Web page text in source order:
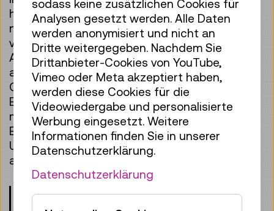
historische Entwicklungen mit aktuellen
naturwissenschaftlichen Fragestellungen zu
verknüpfen. Für den Unterricht offeriert die
Ausstellung zahlreiche Anknüpfungspunkte
aus der Physik, der Astronomie und der
Gehirnforschung: von der Erforschung der
Elektrizität und der Radioaktivität über
moderne Seh- und Messgeräte zur
Erforschung des Himmels bis zur
Untersuchung des menschlichen Gehirns und
aktuellen Fragen der Quantenphysik.
Das TMW versteht sich als Lern- und
Diskursort, der eine Brücke zwischen
sodass keine zusätzlichen Cookies für
Analysen gesetzt werden. Alle Daten
werden anonymisiert und nicht an
Dritte weitergegeben. Nachdem Sie
Drittanbieter-Cookies von YouTube,
Vimeo oder Meta akzeptiert haben,
werden diese Cookies für die
Videowiedergabe und personalisierte
Werbung eingesetzt. Weitere
Informationen finden Sie in unserer
Datenschutzerklärung.
Datenschutzerklärung